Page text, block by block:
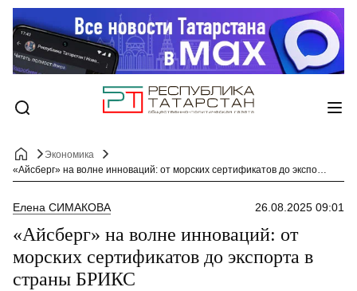
Экономика
«Айсберг» на волне инноваций: от морских сертификатов до экспорта в страны БРИКС
Елена СИМАКОВА 26.08.2025 09:01
«Айсберг» на волне инноваций: от
морских сертификатов до экспорта в
страны БРИКС